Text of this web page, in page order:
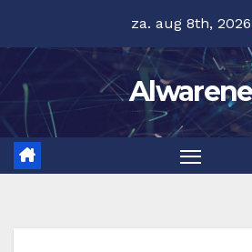
inhoud
za. aug 8th, 2026